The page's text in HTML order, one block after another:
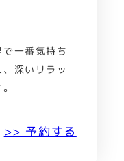
一番気持ち
深いリラッ
>> 予約する